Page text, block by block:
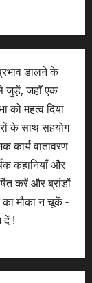
डालने के
जुड़ें, जहाँ एक
को महत्व दिया
के साथ सहयोग
कार्य वातावरण
कहानियाँ और
करें और ब्रांडों
मौका न चूकें -
दें !